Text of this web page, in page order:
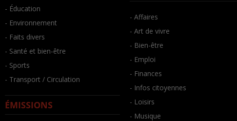
- Éducation
- Environnement
- Faits divers
- Santé et bien-être
- Sports
- Transport / Circulation
ÉMISSIONS
- Affaires
- Art de vivre
- Bien-être
- Emploi
- Finances
- Infos citoyennes
- Loisirs
- Musique